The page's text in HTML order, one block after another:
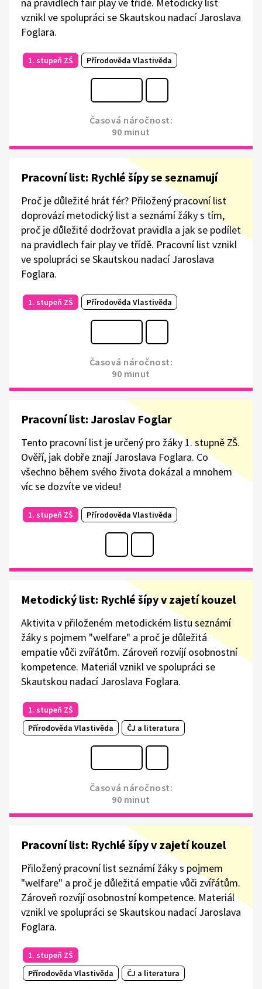
vznikl ve spolupráci se Skautskou nadací Jaroslava
Foglara.
1. stupeň ZŠ Přírodověda Vlastivěda
Časová náročnost:
90 minut
Pracovní list: Rychlé šípy se seznamují
Proč je důležité hrát fér? Přiložený pracovní list
doprovází metodický list a seznámí žáky s tím,
proč je důležité dodržovat pravidla a jak se podílet
na pravidlech fair play ve třídě. Pracovní list vznikl
ve spolupráci se Skautskou nadací Jaroslava
Foglara.
1. stupeň ZŠ Přírodověda Vlastivěda
Časová náročnost:
90 minut
Pracovní list: Jaroslav Foglar
Tento pracovní list je určený pro žáky 1. stupně ZŠ.
Ověří, jak dobře znají Jaroslava Foglara. Co
všechno během svého života dokázal a mnohem
víc se dozvíte ve videu!
1. stupeň ZŠ Přírodověda Vlastivěda
Metodický list: Rychlé šípy v zajetí kouzel
Aktivita v přiloženém metodickém listu seznámí
žáky s pojmem "welfare" a proč je důležitá
empatie vůči zvířátům. Zároveň rozvíjí osobnostní
kompetence. Materiál vznikl ve spolupráci se
Skautskou nadací Jaroslava Foglara.
1. stupeň ZŠ
Přírodověda Vlastivěda
ČJ a literatura
Časová náročnost:
90 minut
Pracovní list: Rychlé šípy v zajetí kouzel
Přiložený pracovní list seznámí žáky s pojmem
"welfare" a proč je důležitá empatie vůči zvířátům.
Zároveň rozvíjí osobnostní kompetence. Materiál
vznikl ve spolupráci se Skautskou nadací Jaroslava
Foglara.
1. stupeň ZŠ
Přírodověda Vlastivěda
ČJ a literatura